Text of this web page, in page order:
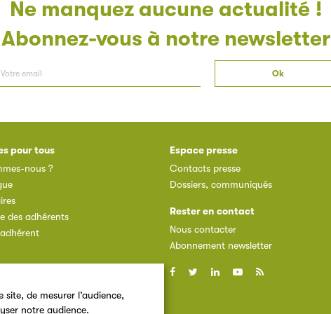
de mesurer l’audience,
notre audience.
Ne manquez aucune actualité !
Abonnez-vous à notre newsletter
pour tous
nous ?
des adhérents
Espace presse
Contacts presse
Dossiers, communiqués
Rester en contact
Nous contacter
Abonnement newsletter